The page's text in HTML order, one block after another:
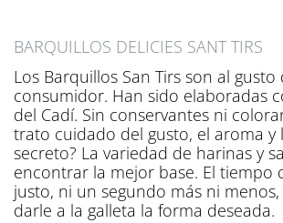
BARQUILLOS DELICIES SANT TIRS
Los Barquillos San Tirs son al gusto
consumidor. Han sido elaboradas
del Cadí. Sin conservantes ni
trato cuidado del gusto, el aroma y
secreto? La variedad de harinas y
encontrar la mejor base. El tiempo
justo, ni un segundo más ni menos,
darle a la galleta la forma deseada.